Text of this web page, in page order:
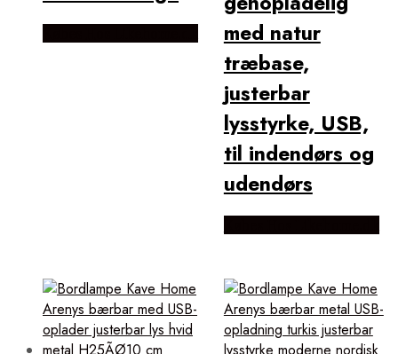
med natur
træbase,
justerbar
lysstyrke, USB,
til indendørs og
udendørs